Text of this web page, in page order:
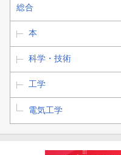
総合
本
科学・技術
工学
電気工学